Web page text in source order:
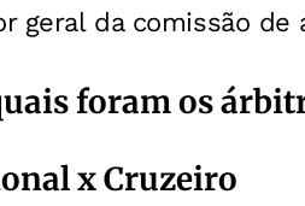
geral da comissão de
foram os
x Cruzeiro